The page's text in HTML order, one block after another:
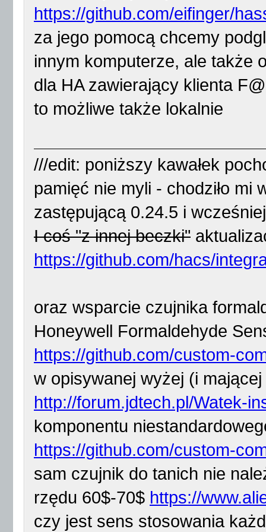
https://github.com/eifinger/
za jego pomocą chcemy
innym komputerze, ale także
dla HA zawierający klienta
to możliwe także lokalnie
///edit: poniższy kawałek
pamięć nie myli - chodziło mi
zastępującą 0.24.5 i
I coś "z innej beczki"
https://github.com/hacs/
oraz wsparcie czujnika
Honeywell Formaldehyde
https://github.com/custom-
w opisywanej wyżej (i
http://forum.jdtech.pl/Watek-
komponentu
https://github.com/custom-
sam czujnik do tanich nie
rzędu 60$-70$ https://
czy jest sens stosowania